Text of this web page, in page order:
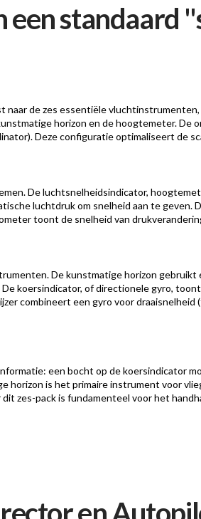
een standaard
de zes essentiële
horizon en de hoogtemeter. De
Deze configuratie optimaliseert de
De luchtsnelheidsindicator,
luchtdruk om snelheid aan te
toont de snelheid van
De kunstmatige horizon
koersindicator, of directionele gyro,
combineert een gyro voor draaisnelheid
een bocht op de koersindicator
is het primaire instrument voor
zes-pack is fundamenteel voor het